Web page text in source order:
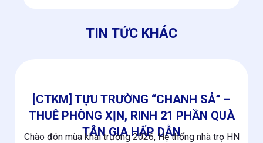
TIN TỨC KHÁC
[CTKM] TỰU TRƯỜNG “CHANH SẢ” –
THUÊ PHÒNG XỊN, RINH 21 PHẦN QUÀ
TÂN GIA HẤP DẪN
Chào đón mùa khai trường 2026, Hệ thống nhà trọ HN